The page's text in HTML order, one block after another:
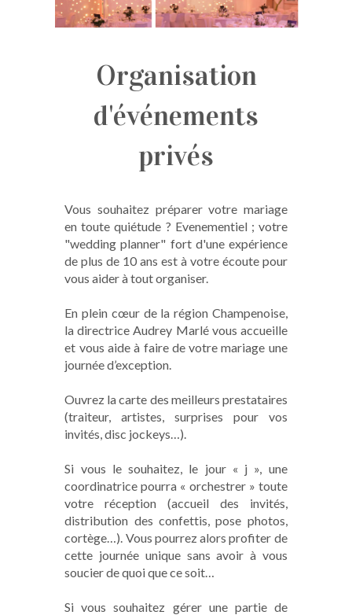
Organisation
d'événements
privés
Vous souhaitez préparer votre mariage
en toute quiétude ? Evenementiel ; votre
"wedding planner" fort d'une expérience
de plus de 10 ans est à votre écoute pour
vous aider à tout organiser.
En plein cœur de la région Champenoise,
la directrice Audrey Marlé vous accueille
et vous aide à faire de votre mariage une
journée d’exception.
Ouvrez la carte des meilleurs prestataires
(traiteur, artistes, surprises pour vos
invités, disc jockeys…).
Si vous le souhaitez, le jour « j », une
coordinatrice pourra « orchestrer » toute
votre réception (accueil des invités,
distribution des confettis, pose photos,
cortège…). Vous pourrez alors profiter de
cette journée unique sans avoir à vous
soucier de quoi que ce soit…
Si vous souhaitez gérer une partie de